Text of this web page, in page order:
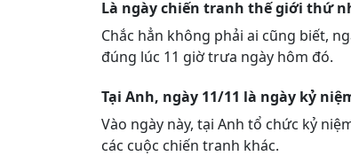
Là ngày chiến tranh thế giới thứ
Chắc hẳn không phải ai cũng biết,
đúng lúc 11 giờ trưa ngày hôm đó.
Tại Anh, ngày 11/11 là ngày kỷ
Vào ngày này, tại Anh tổ chức kỷ
các cuộc chiến tranh khác.